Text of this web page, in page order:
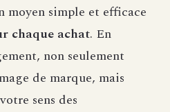
moyen simple et efficace
chaque achat. En
non seulement
de marque, mais
sens des